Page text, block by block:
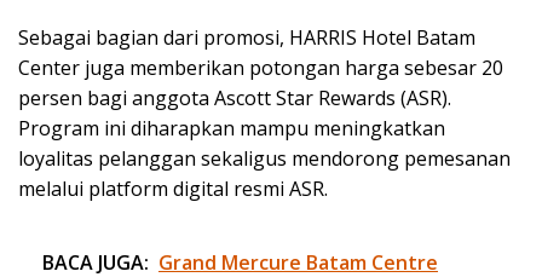
Sebagai bagian dari promosi, HARRIS Hotel Batam
Center juga memberikan potongan harga sebesar 20
persen bagi anggota Ascott Star Rewards (ASR).
Program ini diharapkan mampu meningkatkan
loyalitas pelanggan sekaligus mendorong pemesanan
melalui platform digital resmi ASR.
BACA JUGA: Grand Mercure Batam Centre